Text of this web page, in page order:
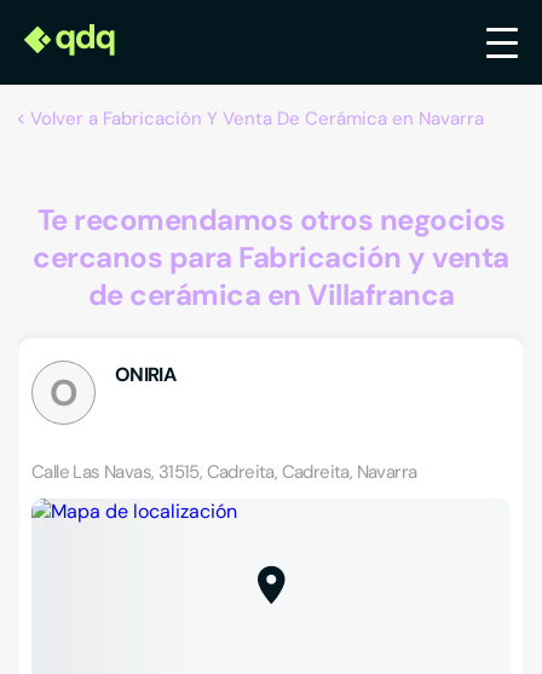
Volver a Fabricación Y Venta De Cerámica en Navarra
Te recomendamos otros negocios
cercanos para Fabricación y venta
de cerámica en Villafranca
O ONIRIA
Calle Las Navas, 31515, Cadreita, Cadreita, Navarra